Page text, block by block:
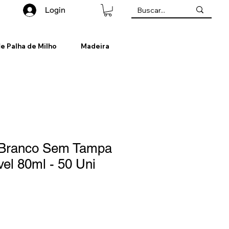
Login
Palha de Milho Madeira
Sem Tampa
80ml - 50 Uni